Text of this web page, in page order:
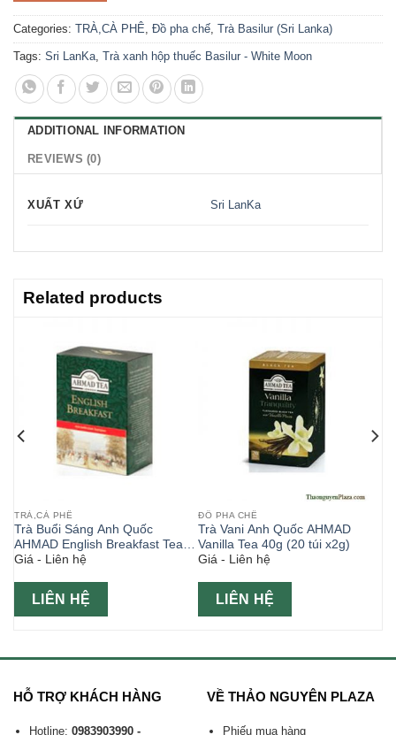
Categories: TRÀ,CÀ PHÊ, Đồ pha chế, Trà Basilur (Sri Lanka)
Tags: Sri LanKa, Trà xanh hộp thuếc Basilur - White Moon
ADDITIONAL INFORMATION
REVIEWS (0)
XUẤT XỨ Sri LanKa
Related products
TRÀ,CÀ PHÊ
Trà Buổi Sáng Anh Quốc
AHMAD English Breakfast Tea
Hộp giấy 100g
Giá - Liên hệ
LIÊN HỆ
ĐỒ PHA CHẾ
Trà Vani Anh Quốc AHMAD
Vanilla Tea 40g (20 túi x2g)
Giá - Liên hệ
LIÊN HỆ
HỖ TRỢ KHÁCH HÀNG
Hotline: 0983903990 -
VỀ THẢO NGUYÊN PLAZA
Phiếu mua hàng